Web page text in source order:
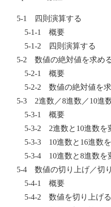
5-1 四則演算する
5-1-1 概要
5-1-2 四則演算する
5-2 数値の絶対値を求め
5-2-1 概要
5-2-2 数値の絶対値を求
5-3 2進数／8進数／10進
5-3-1 概要
5-3-2 2進数と10進数を
5-3-3 10進数と16進数を
5-3-4 10進数と8進数を
5-4 数値の切り上げ／切
5-4-1 概要
5-4-2 数値を切り上げる